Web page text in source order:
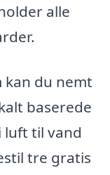
alle
kan du nemt
baserede
luft til vand
tre gratis